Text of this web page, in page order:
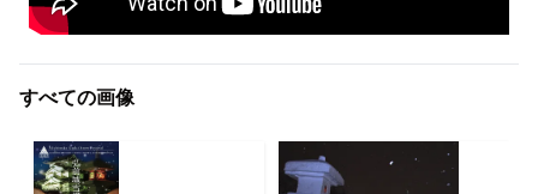
すべての画像